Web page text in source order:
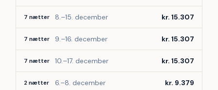
7 nætter 8.–15. december kr. 15.307
7 nætter 9.–16. december kr. 15.307
7 nætter 10.–17. december kr. 15.307
2 nætter 6.–8. december kr. 9.379